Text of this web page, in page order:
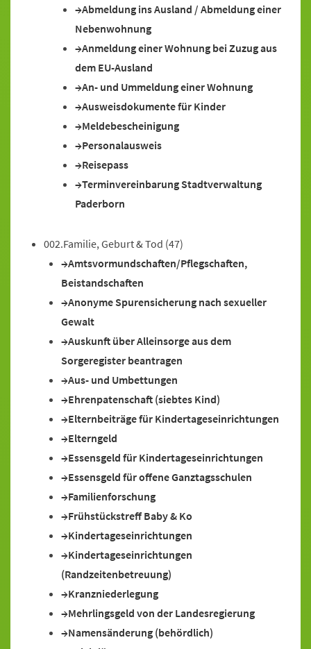
Abmeldung ins Ausland / Abmeldung einer
Nebenwohnung
Anmeldung einer Wohnung bei Zuzug aus
dem EU-Ausland
An- und Ummeldung einer Wohnung
Ausweisdokumente für Kinder
Meldebescheinigung
Personalausweis
Reisepass
Terminvereinbarung Stadtverwaltung
Paderborn
002.Familie, Geburt & Tod (47)
Amtsvormundschaften/Pflegschaften,
Beistandschaften
Anonyme Spurensicherung nach sexueller
Gewalt
Auskunft über Alleinsorge aus dem
Sorgeregister beantragen
Aus- und Umbettungen
Ehrenpatenschaft (siebtes Kind)
Elternbeiträge für Kindertageseinrichtungen
Elterngeld
Essensgeld für Kindertageseinrichtungen
Essensgeld für offene Ganztagsschulen
Familienforschung
Frühstückstreff Baby & Ko
Kindertageseinrichtungen
Kindertageseinrichtungen
(Randzeitenbetreuung)
Kranzniederlegung
Mehrlingsgeld von der Landesregierung
Namensänderung (behördlich)